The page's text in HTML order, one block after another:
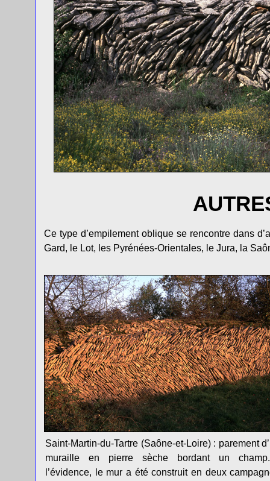
Ce type d’empilement oblique se rencontre dans
Gard, le Lot, les Pyrénées-Orientales, le Jura, la
Saint-Martin-du-Tartre (Saône-et-Loire) : parement
muraille en pierre sèche bordant un
l’évidence, le mur a été construit en deux